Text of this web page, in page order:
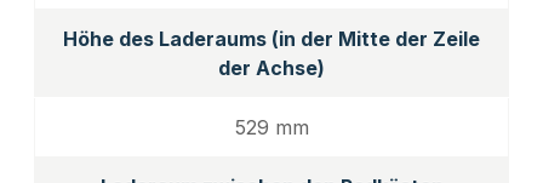
Höhe des Laderaums (in der Mitte der Zeile
der Achse)
529 mm